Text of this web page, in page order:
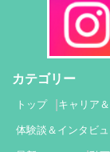
カテゴリー
トップ キャリア
体験談＆インタビ